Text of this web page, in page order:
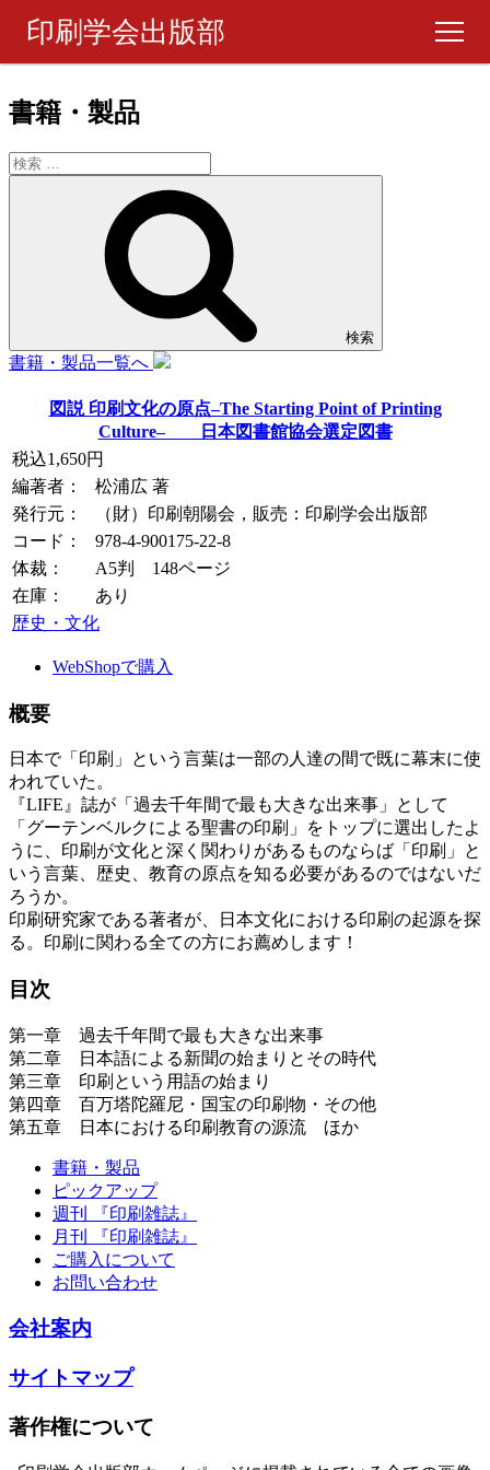
印刷学会出版部
ピックアップ
週刊 『印刷雑誌』
月刊 『印刷雑誌』
ご購入について
お問い合わせ
書籍・製品
検索
書籍・製品一覧へ
図説 印刷文化の原点–The Starting Point of Printing
Culture– 日本図書館協会選定図書
税込1,650円
編著者：
松浦広 著
発行元：
（財）印刷朝陽会，販売：印刷学会出版部
コード：
978-4-900175-22-8
体裁：
A5判 148ページ
在庫：
あり
歴史・文化
WebShopで購入
概要
日本で「印刷」という言葉は一部の人達の間で既に幕末に使
われていた。
『LIFE』誌が「過去千年間で最も大きな出来事」として
「グーテンベルクによる聖書の印刷」をトップに選出したよ
うに、印刷が文化と深く関わりがあるものならば「印刷」と
いう言葉、歴史、教育の原点を知る必要があるのではないだ
ろうか。
印刷研究家である著者が、日本文化における印刷の起源を探
る。印刷に関わる全ての方にお薦めします！
目次
第一章 過去千年間で最も大きな出来事
第二章 日本語による新聞の始まりとその時代
第三章 印刷という用語の始まり
第四章 百万塔陀羅尼・国宝の印刷物・その他
第五章 日本における印刷教育の源流 ほか
書籍・製品
ピックアップ
週刊 『印刷雑誌』
月刊 『印刷雑誌』
ご購入について
お問い合わせ
会社案内
サイトマップ
著作権について